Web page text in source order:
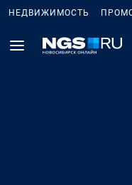
НЕДВИЖИМОСТЬ